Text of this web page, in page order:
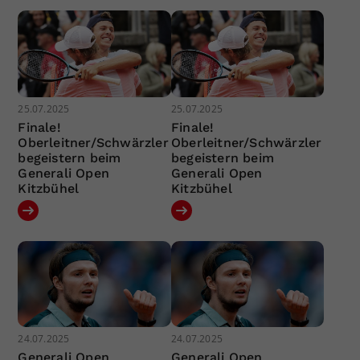
25.07.2025
Finale!
Oberleitner/Schwärzler
begeistern beim
Generali Open
Kitzbühel
25.07.2025
Finale!
Oberleitner/Schwärzler
begeistern beim
Generali Open
Kitzbühel
24.07.2025 24.07.2025